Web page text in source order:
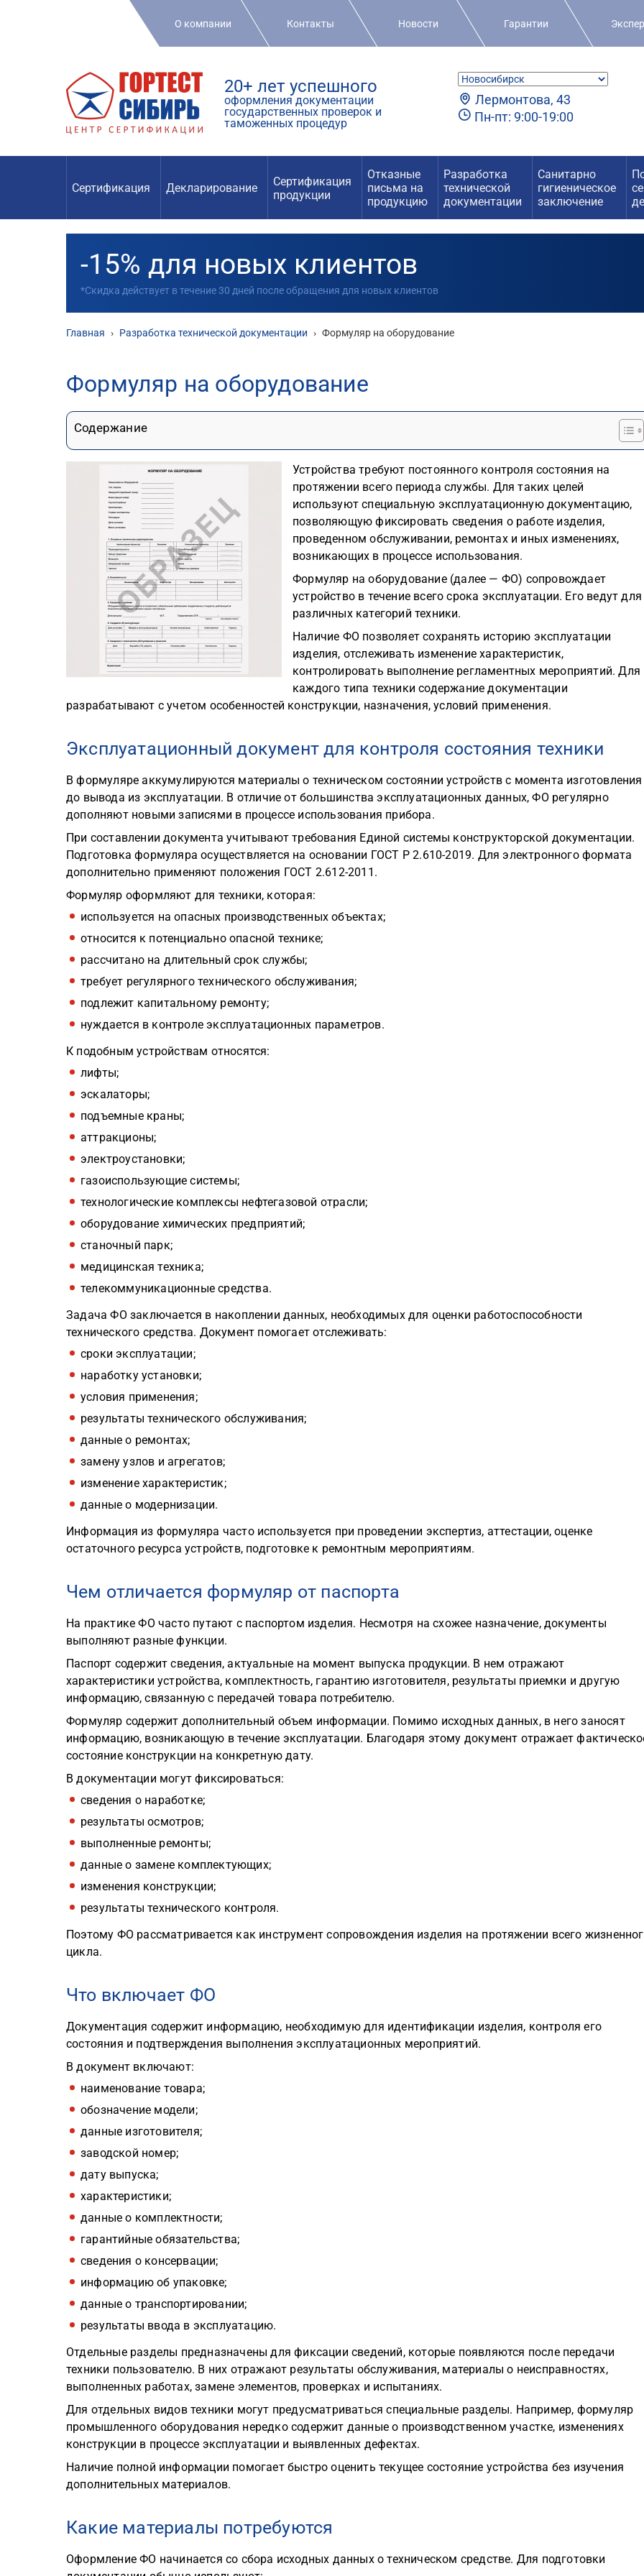
О компании Контакты Новости Гарантии
20+ лет успешного
оформления документации
государственных проверок и
таможенных процедур
Лермонтова, 43
Пн-пт: 9:00-19:00
Сертификация Декларирование
Сертификация
продукции
Отказные
письма на
продукцию
Разработка
технической
документации
Санитарно
гигиеническое
заключение
-15% для новых клиентов
*Скидка действует в течение 30 дней после обращения для новых клиентов
Главная › Разработка технической документации › Формуляр на оборудование
Формуляр на оборудование
Содержание
Устройства требуют постоянного контроля состояния на
протяжении всего периода службы. Для таких целей
используют специальную эксплуатационную документацию,
позволяющую фиксировать сведения о работе изделия,
проведенном обслуживании, ремонтах и иных изменениях,
возникающих в процессе использования.
Формуляр на оборудование (далее — ФО) сопровождает
устройство в течение всего срока эксплуатации. Его ведут для
различных категорий техники.
Наличие ФО позволяет сохранять историю эксплуатации
изделия, отслеживать изменение характеристик,
контролировать выполнение регламентных мероприятий. Для
каждого типа техники содержание документации
разрабатывают с учетом особенностей конструкции, назначения, условий применения.
Эксплуатационный документ для контроля состояния техники
В формуляре аккумулируются материалы о техническом состоянии устройств с момента изготовления
до вывода из эксплуатации. В отличие от большинства эксплуатационных данных, ФО регулярно
дополняют новыми записями в процессе использования прибора.
При составлении документа учитывают требования Единой системы конструкторской документации.
Подготовка формуляра осуществляется на основании ГОСТ Р 2.610-2019. Для электронного формата
дополнительно применяют положения ГОСТ 2.612-2011.
Формуляр оформляют для техники, которая:
используется на опасных производственных объектах;
относится к потенциально опасной технике;
рассчитано на длительный срок службы;
требует регулярного технического обслуживания;
подлежит капитальному ремонту;
нуждается в контроле эксплуатационных параметров.
К подобным устройствам относятся:
лифты;
эскалаторы;
подъемные краны;
аттракционы;
электроустановки;
газоиспользующие системы;
технологические комплексы нефтегазовой отрасли;
оборудование химических предприятий;
станочный парк;
медицинская техника;
телекоммуникационные средства.
Задача ФО заключается в накоплении данных, необходимых для оценки работоспособности
технического средства. Документ помогает отслеживать:
сроки эксплуатации;
наработку установки;
условия применения;
результаты технического обслуживания;
данные о ремонтах;
замену узлов и агрегатов;
изменение характеристик;
данные о модернизации.
Информация из формуляра часто используется при проведении экспертиз, аттестации, оценке
остаточного ресурса устройств, подготовке к ремонтным мероприятиям.
Чем отличается формуляр от паспорта
На практике ФО часто путают с паспортом изделия. Несмотря на схожее назначение, документы
выполняют разные функции.
Паспорт содержит сведения, актуальные на момент выпуска продукции. В нем отражают
характеристики устройства, комплектность, гарантию изготовителя, результаты приемки и другую
информацию, связанную с передачей товара потребителю.
Формуляр содержит дополнительный объем информации. Помимо исходных данных, в него заносят
информацию, возникающую в течение эксплуатации. Благодаря этому документ отражает
состояние конструкции на конкретную дату.
В документации могут фиксироваться:
сведения о наработке;
результаты осмотров;
выполненные ремонты;
данные о замене комплектующих;
изменения конструкции;
результаты технического контроля.
Поэтому ФО рассматривается как инструмент сопровождения изделия на протяжении всего
цикла.
Что включает ФО
Документация содержит информацию, необходимую для идентификации изделия, контроля его
состояния и подтверждения выполнения эксплуатационных мероприятий.
В документ включают:
наименование товара;
обозначение модели;
данные изготовителя;
заводской номер;
дату выпуска;
характеристики;
данные о комплектности;
гарантийные обязательства;
сведения о консервации;
информацию об упаковке;
данные о транспортировании;
результаты ввода в эксплуатацию.
Отдельные разделы предназначены для фиксации сведений, которые появляются после передачи
техники пользователю. В них отражают результаты обслуживания, материалы о неисправностях,
выполненных работах, замене элементов, проверках и испытаниях.
Для отдельных видов техники могут предусматриваться специальные разделы. Например, формуляр
промышленного оборудования нередко содержит данные о производственном участке, изменениях
конструкции в процессе эксплуатации и выявленных дефектах.
Наличие полной информации помогает быстро оценить текущее состояние устройства без изучения
дополнительных материалов.
Какие материалы потребуются
Оформление ФО начинается со сбора исходных данных о техническом средстве. Для подготовки